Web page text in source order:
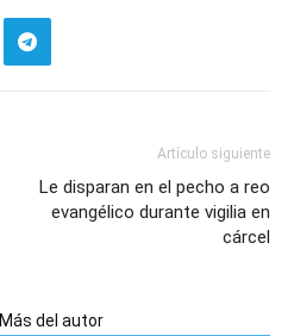
Artículo siguiente
Le disparan en el pecho a reo
evangélico durante vigilia en
cárcel
Más del autor